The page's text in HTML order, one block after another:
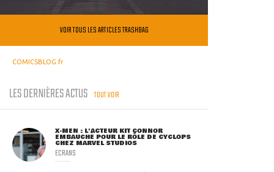
VOIR TOUS LES ARTICLES TRASHBAG
COMICSBLOG.fr
LES DERNIÈRES ACTUS TOUT VOIR
X-MEN : L'ACTEUR KIT CONNOR
EMBAUCHÉ POUR LE RÔLE DE CYCLOPS
CHEZ MARVEL STUDIOS
ECRANS